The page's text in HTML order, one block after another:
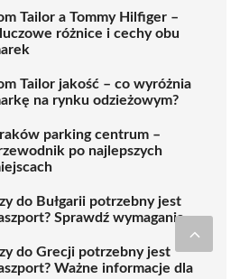
Tailor a Tommy Hilfiger –
różnice i cechy obu
Tailor jakość – co wyróżnia
na rynku odzieżowym?
parking centrum –
po najlepszych
do Bułgarii potrzebny jest
Sprawdź wymagania
do Grecji potrzebny jest
Ważne informacje dla